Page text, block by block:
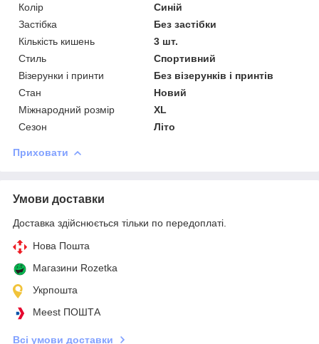
Колір
Синій
Застібка
Без застібки
Кількість кишень
3 шт.
Стиль
Спортивний
Візерунки і принти
Без візерунків і принтів
Стан
Новий
Міжнародний розмір
XL
Сезон
Літо
Приховати
Умови доставки
Доставка здійснюється тільки по передоплаті.
Нова Пошта
Магазини Rozetka
Укрпошта
Meest ПОШТА
Всі умови доставки